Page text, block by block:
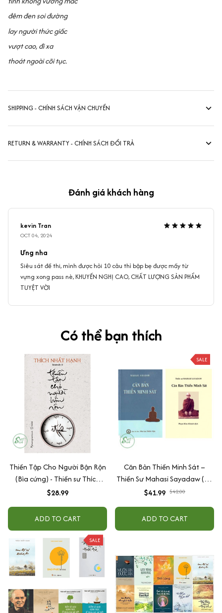
đêm đen soi đường
lay người thức giấc
vượt cao, đi xa
thoát ngoài cõi tục.
SHIPPING - CHÍNH SÁCH VẬN CHUYỂN
RETURN & WARRANTY - CHÍNH SÁCH ĐỔI TRẢ
Đánh giá khách hàng
kevin Tran
OCT 04, 2024
Ưng nha
Siêu sát đề thi, mình được hỏi 10 câu thì bập bẹ được mấy từ
vựng xong pass nè, KHUYẾN NGHỊ CAO, CHẤT LƯỢNG SẢN PHẨM
TUYỆT VỜI
Có thể bạn thích
Thiền Tập Cho Người Bận Rộn
(Bìa cứng) - Thiền sư Thích
Nhất Hạnh
$28.99
ADD TO CART
SALE
Căn Bản Thiền Minh Sát –
Thiền Sư Mahasi Sayadaw (Bộ
2 Tập)
$41.99 $42.00
ADD TO CART
SALE